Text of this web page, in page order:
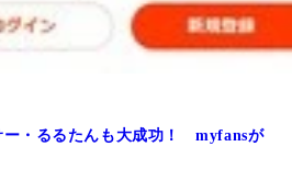
ー・るるたんも大成功！ myfansが